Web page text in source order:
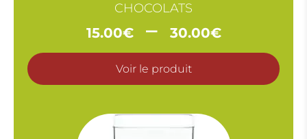
CHOCOLATS
15.00€ – 30.00€Plage
de
prix :
15.00€
30.00€
Voir le produit